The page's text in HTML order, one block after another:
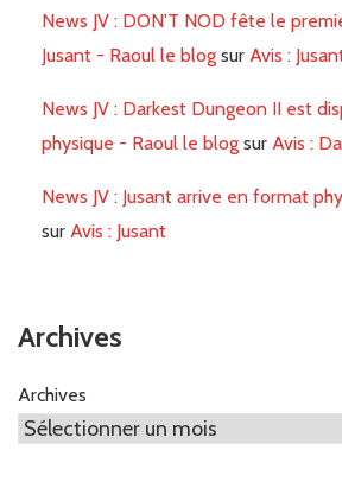
News JV : DON'T NOD fête le
Jusant - Raoul le blog sur Avis :
News JV : Darkest Dungeon II est
physique - Raoul le blog sur Avis :
News JV : Jusant arrive en format
sur Avis : Jusant
Archives
Archives